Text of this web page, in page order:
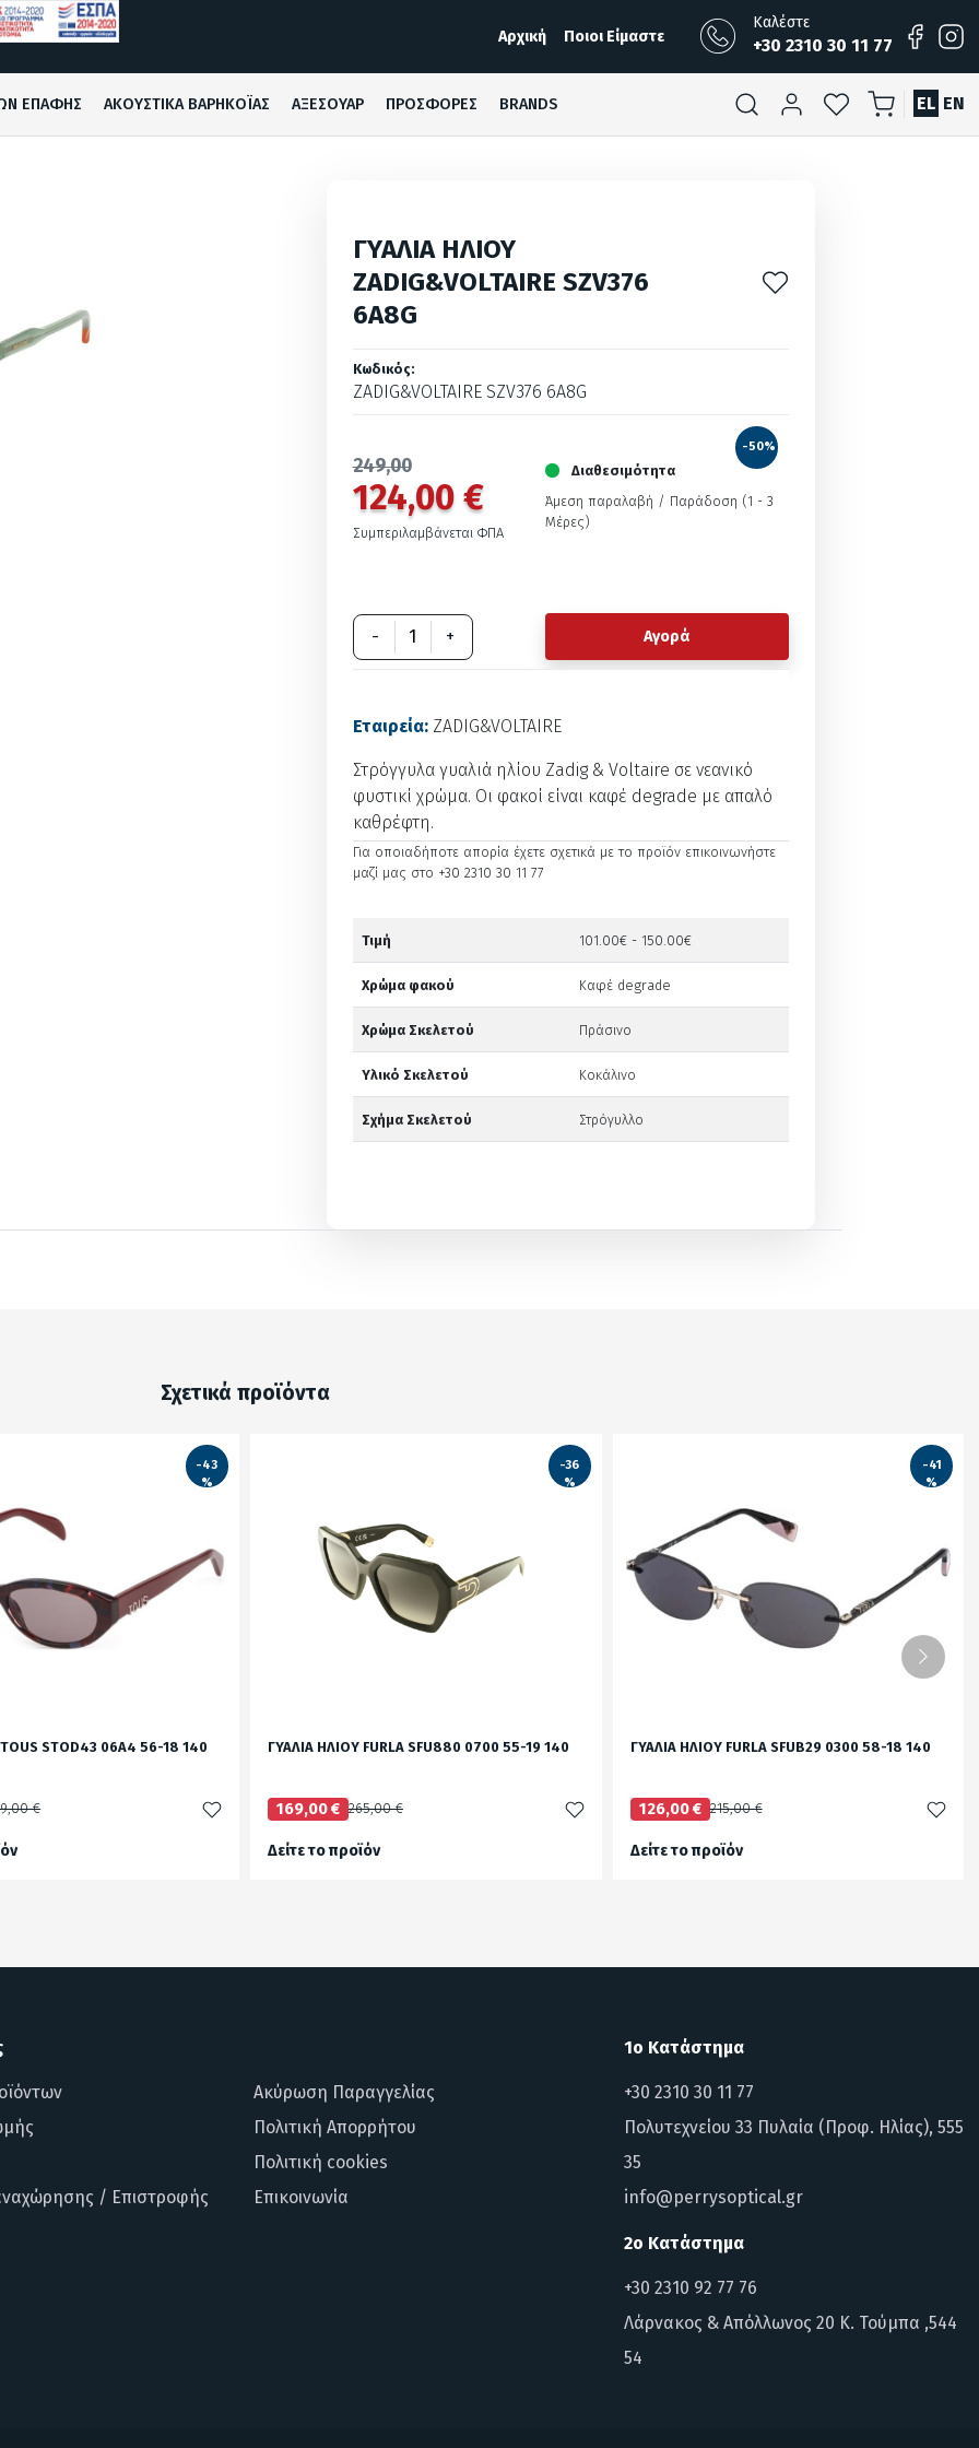
Αρχική Ποιοι Είμαστε
Καλέστε
+30 2310 30 11 77
ΕΠΑΦΗΣ ΑΚΟΥΣΤΙΚΑ ΒΑΡΗΚΟΪΑΣ ΑΞΕΣΟΥΑΡ ΠΡΟΣΦΟΡΕΣ BRANDS EL EN
ΓΥΑΛΙΑ ΗΛΙΟΥ
ZADIG&VOLTAIRE SZV376
6A8G
Κωδικός:
ZADIG&VOLTAIRE SZV376 6A8G
249,00
124,00 €
-50%
Συμπεριλαμβάνεται ΦΠΑ
Διαθεσιμότητα
Άμεση παραλαβή / Παράδoση (1 - 3
Μέρες)
- + Αγορά
Εταιρεία: ZADIG&VOLTAIRE
Στρόγγυλα γυαλιά ηλίου Zadig & Voltaire σε νεανικό
φυστικί χρώμα. Οι φακοί είναι καφέ degrade με απαλό
καθρέφτη.
Για οποιαδήποτε απορία έχετε σχετικά με το προϊόν επικοινωνήστε
μαζί μας στο +30 2310 30 11 77
Τιμή 101.00€ - 150.00€
Χρώμα φακού Καφέ degrade
Χρώμα Σκελετού Πράσινο
Υλικό Σκελετού Κοκάλινο
Σχήμα Σκελετού Στρόγυλλο
Σχετικά προϊόντα
-43
%
STOD43 06A4 56-18 140
€
-36
%
ΓΥΑΛΙΑ ΗΛΙΟΥ FURLA SFU880 0700 55-19 140
169,00 € 265,00 €
Δείτε το προϊόν
-41
%
ΓΥΑΛΙΑ ΗΛΙΟΥ FURLA SFUB29 0300 58-18 140
126,00 € 215,00 €
Δείτε το προϊόν
/ Επιστροφής
Ακύρωση Παραγγελίας
Πολιτική Απορρήτου
Πολιτική cookies
Επικοινωνία
1ο Κατάστημα
+30 2310 30 11 77
Πολυτεχνείου 33 Πυλαία (Προφ. Ηλίας), 555
35
info@perrysoptical.gr
2ο Κατάστημα
+30 2310 92 77 76
Λάρνακος & Απόλλωνος 20 Κ. Τούμπα ,544
54